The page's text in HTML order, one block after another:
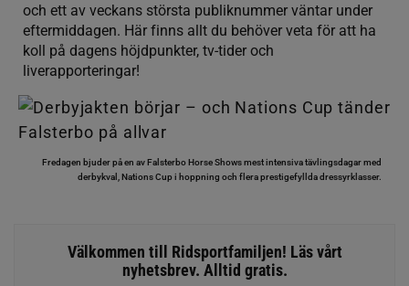
och ett av veckans största publiknummer väntar under
eftermiddagen. Här finns allt du behöver veta för att ha
koll på dagens höjdpunkter, tv-tider och
liverapporteringar!
Fredagen bjuder på en av Falsterbo Horse Shows mest intensiva tävlingsdagar med
derbykval, Nations Cup i hoppning och flera prestigefyllda dressyrklasser.
Välkommen till Ridsportfamiljen! Läs vårt
nyhetsbrev. Alltid gratis.